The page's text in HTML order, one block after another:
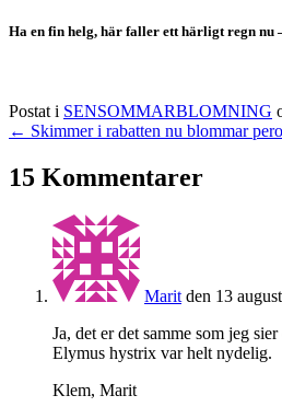
Ha en fin helg, här faller ett härligt regn nu
Postat i SENSOMMARBLOMNING
← Skimmer i rabatten nu blommar
15 Kommentarer
Marit den 13
Ja, det er det samme som jeg
Elymus hystrix var helt nydelig.
Klem, Marit